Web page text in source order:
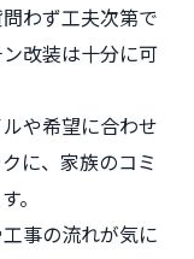
わず工夫次第で
改装は十分に可
や希望に合わせ
に、家族のコミ
。
事の流れが気に